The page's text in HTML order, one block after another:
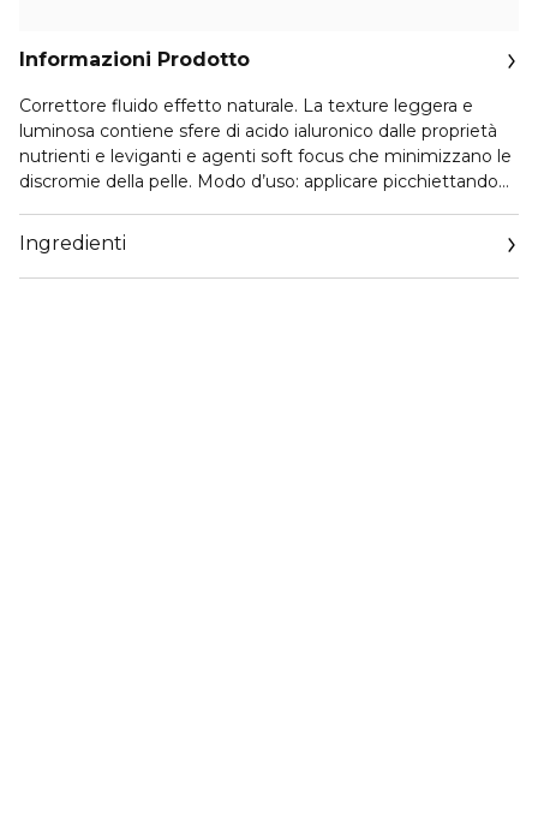
Informazioni Prodotto
Correttore fluido effetto naturale. La texture leggera e
luminosa contiene sfere di acido ialuronico dalle proprietà
nutrienti e leviganti e agenti soft focus che minimizzano le
discromie della pelle. Modo d’uso: applicare picchiettando
un risultato più leggero e naturale; dopo per una coprenza
maggiore.
Ingredienti